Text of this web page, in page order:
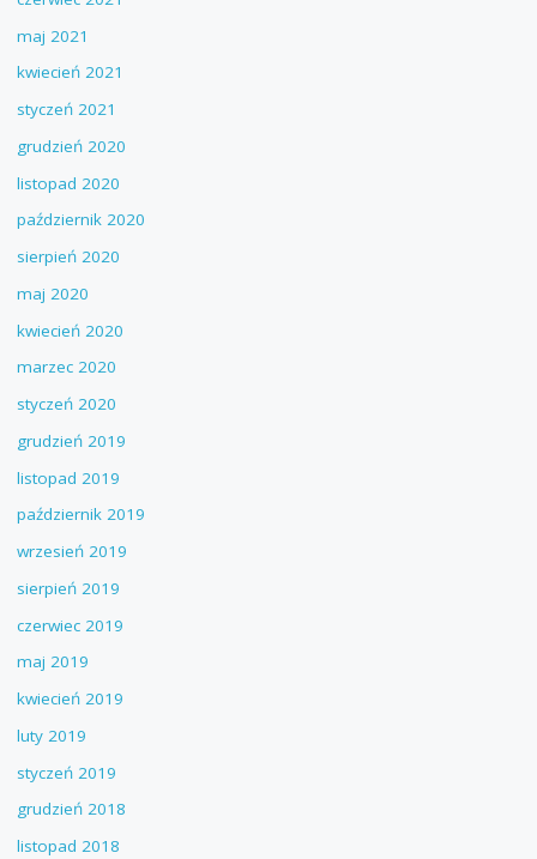
maj 2021
kwiecień 2021
styczeń 2021
grudzień 2020
listopad 2020
październik 2020
sierpień 2020
maj 2020
kwiecień 2020
marzec 2020
styczeń 2020
grudzień 2019
listopad 2019
październik 2019
wrzesień 2019
sierpień 2019
czerwiec 2019
maj 2019
kwiecień 2019
luty 2019
styczeń 2019
grudzień 2018
listopad 2018